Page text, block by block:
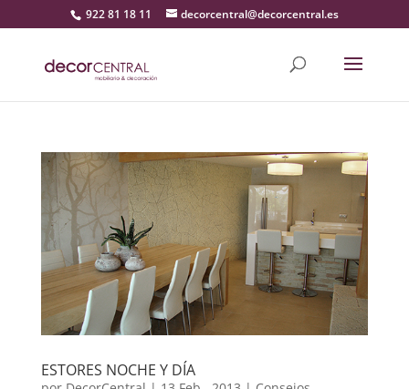
922 81 18 11 decorcentral@decorcentral.es
ESTORES NOCHE Y DÍA